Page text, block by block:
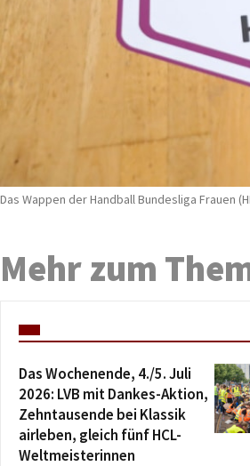
Das Wappen der Handball Bundesliga Frauen
Mehr zum
Das Wochenende, 4./5. Juli
2026: LVB mit Dankes-Aktion,
Zehntausende bei Klassik
airleben, gleich fünf HCL-
Weltmeisterinnen